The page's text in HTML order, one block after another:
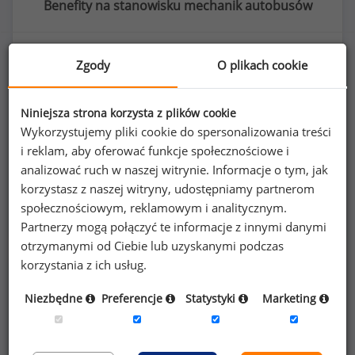
Benefity na stanowisku mechanik autobusów
15%
szkolenia/kursy zawodowe
wynagrodzeniachmechaników autobusów
lub na innych stanowiskach?
Zgody O plikach cookie
Niniejsza strona korzysta z plików cookie
Wykorzystujemy pliki cookie do spersonalizowania treści
i reklam, aby oferować funkcje społecznościowe i
analizować ruch w naszej witrynie. Informacje o tym, jak
korzystasz z naszej witryny, udostępniamy partnerom
społecznościowym, reklamowym i analitycznym.
Partnerzy mogą połączyć te informacje z innymi danymi
otrzymanymi od Ciebie lub uzyskanymi podczas
korzystania z ich usług.
Niezbędne Preferencje Statystyki Marketing